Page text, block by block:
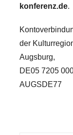
konferenz.de.
der
Augsburg,
DE05 7205
AUGSDE77